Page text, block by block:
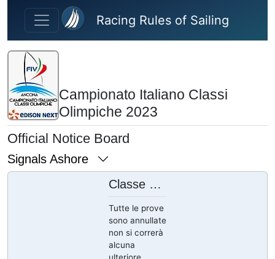
Skip to main content
Racing Rules of Sailing
Campionato Italiano Classi
Olimpiche 2023
Official Notice Board
Signals Ashore
Classe Kiteboarding
Tutte le prove
sono annullate
non si correrà
alcuna